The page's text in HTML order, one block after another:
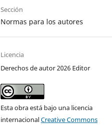
Sección
Normas para los autores
Licencia
Derechos de autor 2026 Editor
Esta obra está bajo una licencia
internacionalCreative Commons